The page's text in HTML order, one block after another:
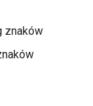
znaków